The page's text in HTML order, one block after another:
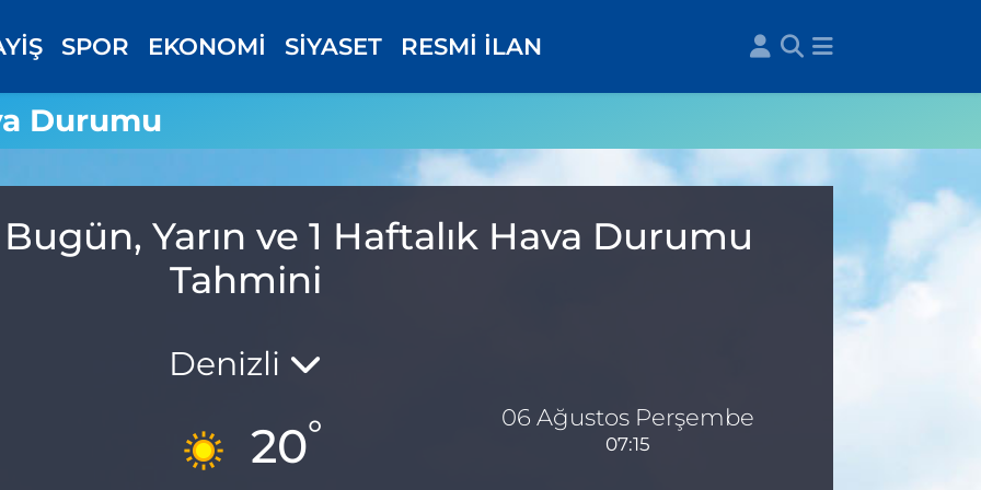
SPOR EKONOMİ SİYASET RESMİ İLAN
Durumu
Yarın ve 1 Haftalık Hava Durumu
Tahmini
Denizli
20° 06 Ağustos Perşembe
07:15